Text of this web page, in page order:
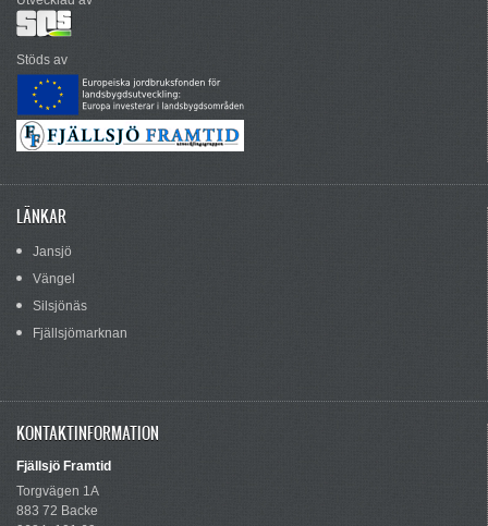
Stöds av
LÄNKAR
Jansjö
Vängel
Silsjönäs
Fjällsjömarknan
KONTAKTINFORMATION
Fjällsjö Framtid
Torgvägen 1A
883 72 Backe